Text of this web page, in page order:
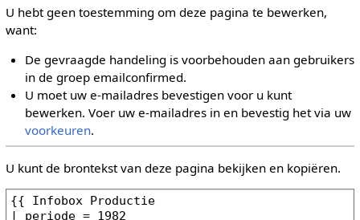
U hebt geen toestemming om deze pagina te bewerken,
want:
De gevraagde handeling is voorbehouden aan gebruikers
in de groep emailconfirmed.
U moet uw e-mailadres bevestigen voor u kunt
bewerken. Voer uw e-mailadres in en bevestig het via uw
voorkeuren.
U kunt de brontekst van deze pagina bekijken en kopiëren.